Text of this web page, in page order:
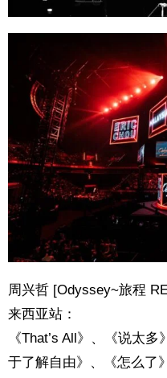
周兴哲 [Odyssey~旅程
来西亚站：
《That’s All》、《说太
于了解自由》、《怎么了